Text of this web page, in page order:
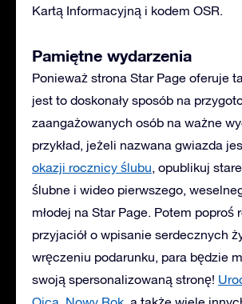
Kartą Informacyjną i kodem OSR.
Pamiętne wydarzenia
Ponieważ strona Star Page oferuje
jest to doskonały sposób na
zaangażowanych osób na ważne
przykład, jeżeli nazwana gwiazda
okazji rocznicy ślubu, opublikuj
ślubne i wideo pierwszego,
młodej na Star Page. Potem poproś
przyjaciół o wpisanie serdecznych
wręczeniu podarunku, para będzie
swoją spersonalizowaną stronę!